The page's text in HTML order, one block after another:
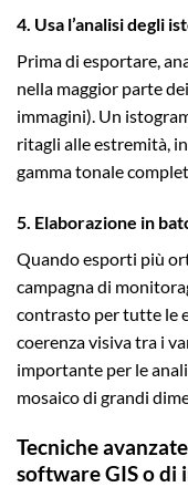
4. Usa l’analisi degli
Prima di esportare,
nella maggior parte
immagini). Un
ritagli alle estremità,
gamma tonale
5. Elaborazione in
Quando esporti più
campagna di
contrasto per tutte le
coerenza visiva tra i
importante per le
mosaico di grandi
Tecniche
software GIS o di